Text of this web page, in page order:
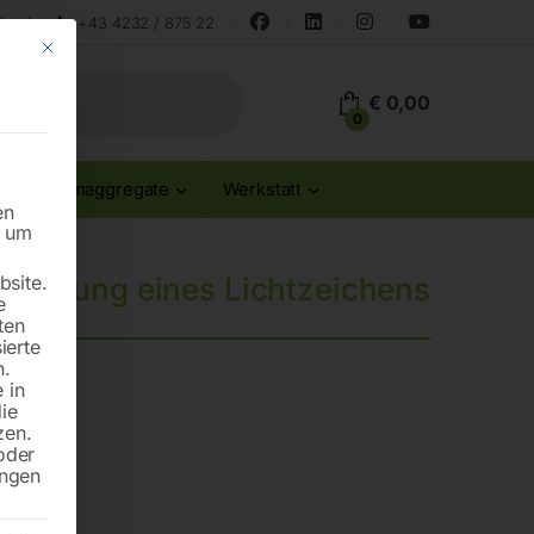
+43 4232 / 875 22
0
€ 0,00
Stromaggregate Werkstatt
eines Lichtzeichens
Mit diesem Button wird der Dialog geschlossen. Seine Funktionalität ist
in